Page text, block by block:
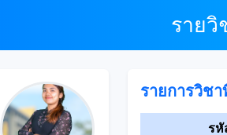
ราย
รายการวิช
รหั